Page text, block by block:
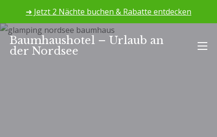
➜ Jetzt 2 Nächte buchen & Rabatte entdecken
Zum
Inhalt
springen
Baumhaushotel – Urlaub an
der Nordsee